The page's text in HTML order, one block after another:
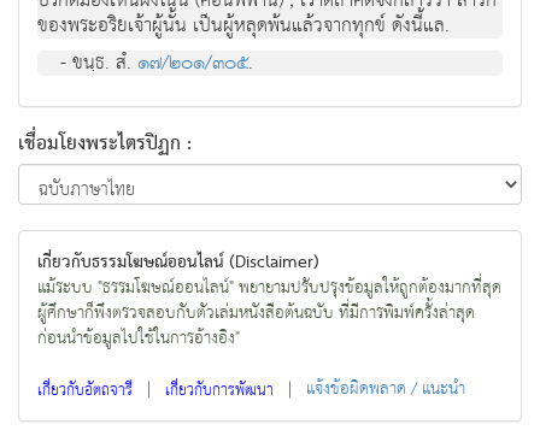
ของพระอริยเจ้าผู้นั้น เป็นผู้หลุดพ้นแล้วจากทุกข์ ดังนี้แล.
- ขนฺธ. สํ. ๑๗/๒๐๑/๓๐๕.
เชื่อมโยงพระไตรปิฏก :
เกี่ยวกับธรรมโฆษณ์ออนไลน์ (Disclaimer)
แม้ระบบ "ธรรมโฆษณ์ออนไลน์" พยายามปรับปรุงข้อมูลให้ถูกต้องมากที่สุด
ผู้ศึกษาก็พึงตรวจสอบกับตัวเล่มหนังสือต้นฉบับ ที่มีการพิมพ์ครั้งล่าสุด
ก่อนนำข้อมูลไปใช้ในการอ้างอิง"
เกี่ยวกับอัตถจารี | เกี่ยวกับการพัฒนา | แจ้งข้อผิดพลาด / แนะนำ